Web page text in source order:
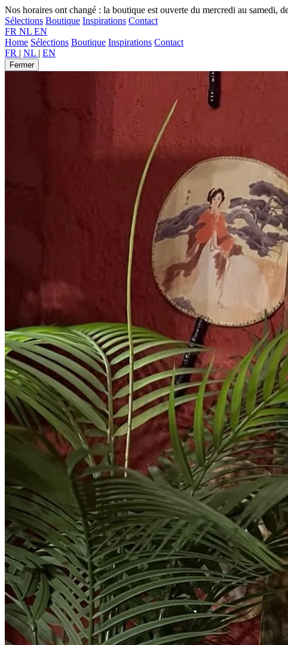
Nos horaires ont changé : la boutique est ouverte du mercredi au samedi,
Sélections Boutique Inspirations Contact
FR NL EN
Home Sélections Boutique Inspirations Contact
FR | NL | EN
Fermer